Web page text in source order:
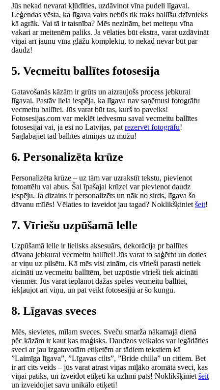
Jūs nekad nevarat kļūdīties, uzdāvinot vīna pudeli līgavai.
Leģendas vēsta, ka līgava vairs nebūs tik traks ballīšu dzīvnieks
kā agrāk. Vai tā ir taisnība? Mēs nezinām, bet meiteņu vīna
vakari ar meitenēm paliks. Ja vēlaties būt ekstra, varat uzdāvināt
viņai arī jaunu vīna glāžu komplektu, to nekad nevar būt par
daudz!
5. Vecmeitu ballītes fotosesija
Gatavošanās kāzām ir grūts un aizraujošs process jebkurai
līgavai. Pastāv liela iespēja, ka līgava nav saņēmusi fotogrāfu
vecmeitu ballītei. Jūs varat būt tas, kurš to paveiks!
Fotosesijas.com var meklēt iedvesmu savai vecmeitu ballītes
fotosesijai vai, ja esi no Latvijas, pat rezervēt fotogrāfu!
Saglabājiet tad ballītes atmiņas uz mūžu!
6. Personalizēta krūze
Personalizēta krūze – uz tām var uzrakstīt tekstu, pievienot
fotoattēlu vai abus. Šai īpašajai krūzei var pievienot daudz
iespēju. Ja dizains ir personalizēts un nāk no sirds, līgava šo
dāvanu mīlēs! Vēlaties to izveidot jau tagad? Noklikšķiniet šeit!
7. Vīriešu uzpūšamā lelle
Uzpūšamā lelle ir lielisks aksesuārs, dekorācija pr ballītes
dāvana jebkurai vecmeitu ballītei! Jūs varat to saģērbt un doties
ar viņu uz pilsētu. Kā mēs visi zinām, cis vīrieši parasti netiek
aicināti uz vecmeitu ballītēm, bet uzpūstie vīrieši tiek aicināti
vienmēr. Jūs varat ieplānot dažas spēles vecmeitu ballītei,
iekļaujot arī viņu, un pat veikt fotosesiju ar šo kungu.
8. Līgavas sveces
Mēs, sievietes, mīlam sveces. Sveču smarža nākamajā dienā
pēc kāzām ir kaut kas maģisks. Daudzos veikalos var iegādāties
sveci ar jau izgatavotām etiķetēm ar tādiem tekstiem kā
”Laimīga līgava”, ”Līgavas cilts”, ”Bride chilla” un citiem. Bet
ir arī cits veids – jūs varat atrast viņas mīļāko aromāta sveci, kas
viņai patiks, un izveidot etiķeti kā uzlīmi pats! Noklikšķiniet šeit
un izveidojiet savu unikālo etiķeti!